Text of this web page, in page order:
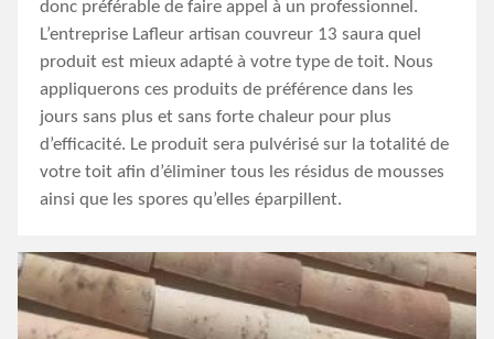
donc préférable de faire appel à un professionnel.
L’entreprise Lafleur artisan couvreur 13 saura quel
produit est mieux adapté à votre type de toit. Nous
appliquerons ces produits de préférence dans les
jours sans plus et sans forte chaleur pour plus
d’efficacité. Le produit sera pulvérisé sur la totalité de
votre toit afin d’éliminer tous les résidus de mousses
ainsi que les spores qu’elles éparpillent.